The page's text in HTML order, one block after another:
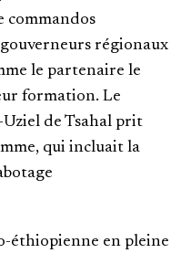
commandos
régionaux
le partenaire le
formation. Le
de Tsahal prit
qui incluait la
éthiopienne en pleine